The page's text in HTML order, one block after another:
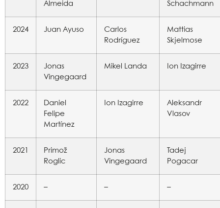
Almeida
Schachmann
2024 Juan Ayuso
Carlos
Rodríguez
Mattias
Skjelmose
2023
Jonas
Vingegaard
Mikel Landa Ion Izagirre
2022
Daniel
Felipe
Martínez
Ion Izagirre
Aleksandr
Vlasov
2021
Primož
Roglic
Jonas
Vingegaard
Tadej
Pogacar
2020 – – –